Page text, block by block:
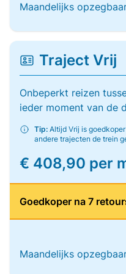
Maandelijks
Traject Vrij
Onbeperkt reizen
ieder moment van de
Tip: Altijd Vrij is
andere trajecten de trein
€ 408,90 per
Goedkoper na 7
Maandelijks